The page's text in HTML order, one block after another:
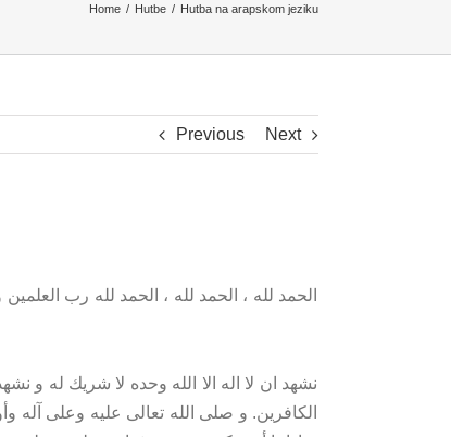
Home / Hutbe / Hutba na arapskom jeziku
Previous Next
الحمد لله ، الحمد لله ، الحمد لله رب
نشهد ان لا اله الا الله وحده لا شريك له و
الكافرين. و صلى الله تعالى عليه وعلى آله